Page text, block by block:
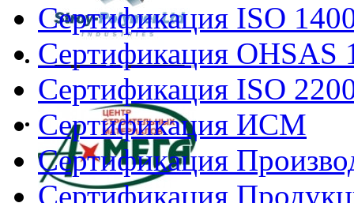
Сертификация ISO
Сертификация OHSAS
Сертификация ISO
Сертификация ИСМ
Сертификация
Сертификация